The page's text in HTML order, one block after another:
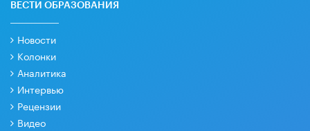
ВЕСТИ ОБРАЗОВАНИЯ
Новости
Колонки
Аналитика
Интервью
Рецензии
Видео